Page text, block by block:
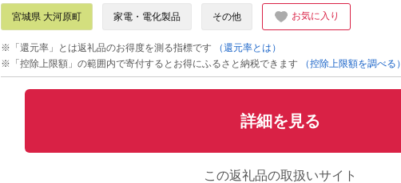
宮城県 大河原町 家電・電化製品 その他 お気に入り
※「還元率」とは返礼品のお得度を測る指標です
（還元率とは）
※「控除上限額」の範囲内で寄付するとお得にふるさと納税できます
（控除上限額を調べる）
詳細を見る
この返礼品の取扱いサイト